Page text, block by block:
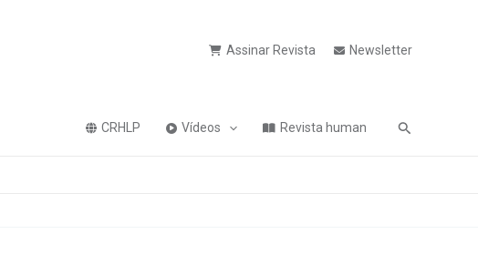
Assinar Revista Newsletter
CRHLP Vídeos Revista human Pesquisa